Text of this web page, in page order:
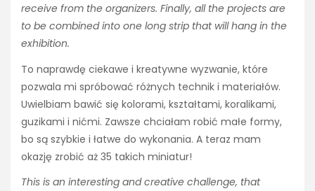
receive from the organizers. Finally, all the projects are
to be combined into one long strip that will hang in the
exhibition.
To naprawdę ciekawe i kreatywne wyzwanie, które
pozwala mi spróbować różnych technik i materiałów.
Uwielbiam bawić się kolorami, kształtami, koralikami,
guzikami i nićmi. Zawsze chciałam robić małe formy,
bo są szybkie i łatwe do wykonania. A teraz mam
okazję zrobić aż 35 takich miniatur!
This is an interesting and creative challenge, that